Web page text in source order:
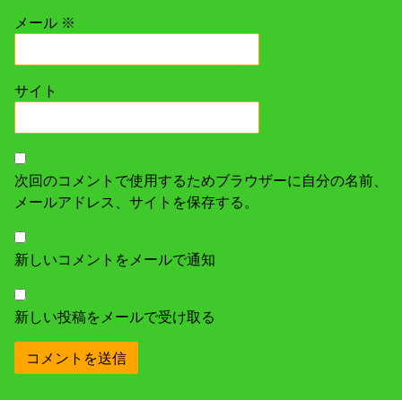
メール ※
サイト
次回のコメントで使用するためブラウザーに自分の名前、
メールアドレス、サイトを保存する。
新しいコメントをメールで通知
新しい投稿をメールで受け取る